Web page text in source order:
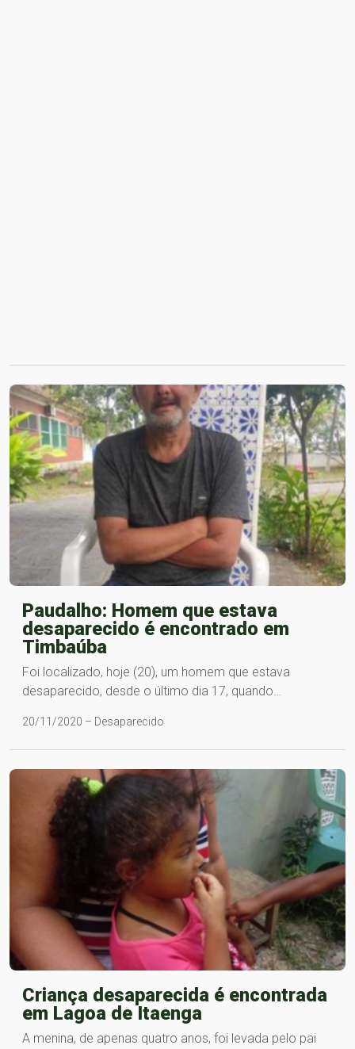
Paudalho: Homem que estava
desaparecido é encontrado em
Timbaúba
Foi localizado, hoje (20), um homem que estava
desaparecido, desde o último dia 17, quando…
20/11/2020 – Desaparecido
Criança desaparecida é encontrada
em Lagoa de Itaenga
A menina, de apenas quatro anos, foi levada pelo pai